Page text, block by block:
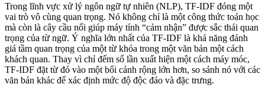
Trong lĩnh vực xử lý ngôn ngữ tự nhiên (NLP), TF-IDF đóng một
vai trò vô cùng quan trọng. Nó không chỉ là một công thức toán học
mà còn là cây cầu nối giúp máy tính “cảm nhận” được sắc thái quan
trọng của từ ngữ. Ý nghĩa lớn nhất của TF-IDF là khả năng đánh
giá tầm quan trọng của một từ khóa trong một văn bản một cách
khách quan. Thay vì chỉ đếm số lần xuất hiện một cách máy móc,
TF-IDF đặt từ đó vào một bối cảnh rộng lớn hơn, so sánh nó với các
văn bản khác để xác định mức độ độc đáo và đặc trưng.